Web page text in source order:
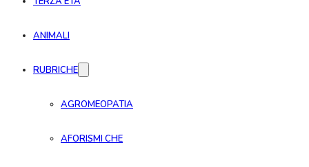
ANIMALI
RUBRICHE
AGROMEOPATIA
AFORISMI CHE